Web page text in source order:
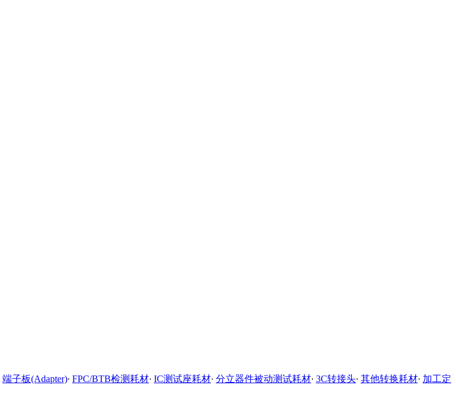
端子板(Adapter)· FPC/BTB检测耗材· IC测试座耗材· 分立器件被动测试耗材· 3C转接头· 其他转换耗材· 加工定